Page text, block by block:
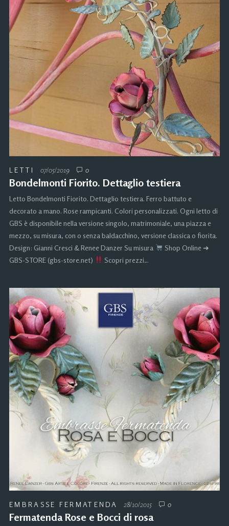
LETTI 07/05/2019 0
Bondelmonti Fiorito. Dettaglio testiera
Letto Bondelmonti Fiorito. Dettaglio testiera. Ferro battuto e
decorato a mano. Rose rampicanti. Colori personalizzati. Ogni letto di
GBS è disponibile nella versione singolo, matrimoniale, una piazza e
mezzo, su misura, con o senza baldacchino, versione classica o fiorita.
Design: Gianni Cresci & Renee Danzer Su misura
Shop Online ➜
GBS-STORE (gbs-store.net)
Scopri prezzi…
EMBRASSE FERMATENDA 28/10/2015 0
Fermatenda Rose e Bocci di rosa